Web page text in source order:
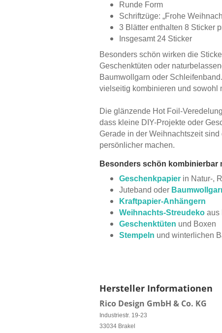
Runde Form
Schriftzüge: „Frohe
3 Blätter enthalten 8 Sticker
Insgesamt 24 Sticker
Besonders schön wirken die
Geschenktüten oder
Baumwollgarn oder
vielseitig kombinieren und sowohl
Die glänzende Hot Foil-
dass kleine DIY-Projekte oder
Gerade in der Weihnachtszeit
persönlicher machen.
Besonders schön kombinierbar
Geschenkpapier in Natur-,
Juteband oder
Kraftpapier-Anhängern
Weihnachts-Streudeko aus
Geschenktüten und Boxen
Stempeln und winterlichen
Hersteller Informationen
Rico Design GmbH & Co. KG
Industriestr. 19-23
33034 Brakel